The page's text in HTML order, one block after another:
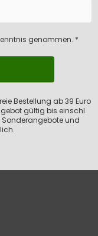
genommen. *
Bestellung ab 39 Euro
gültig bis einschl.
Sonderangebote und